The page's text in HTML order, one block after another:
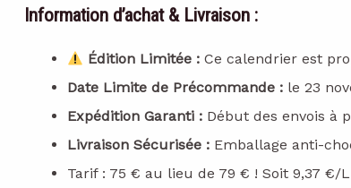
Information d’achat & Livraison :
Édition Limitée : Ce calendrier est
Date Limite de Précommande : le 23
Expédition Garanti : Début des envois à
Livraison Sécurisée : Emballage anti-
Tarif : 75 € au lieu de 79 € ! Soit 9,37 €/L